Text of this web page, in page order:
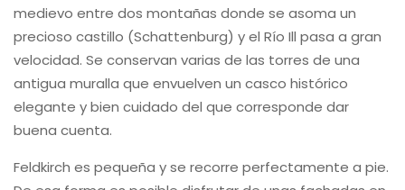
medievo entre dos montañas donde se asoma un
precioso castillo (Schattenburg) y el Río Ill pasa a gran
velocidad. Se conservan varias de las torres de una
antigua muralla que envuelven un casco histórico
elegante y bien cuidado del que corresponde dar
buena cuenta.
Feldkirch es pequeña y se recorre perfectamente a pie.